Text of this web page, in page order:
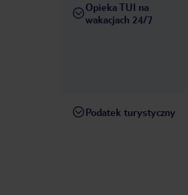
Opieka TUI na
wakacjach 24/7
Podatek turystyczny